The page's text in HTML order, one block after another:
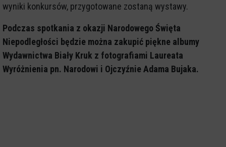
wyniki konkursów, przygotowane zostaną wystawy.
Podczas spotkania z okazji Narodowego Święta
Niepodległości będzie można zakupić piękne albumy
Wydawnictwa Biały Kruk z fotografiami Laureata
Wyróżnienia pn. Narodowi i Ojczyźnie Adama Bujaka.